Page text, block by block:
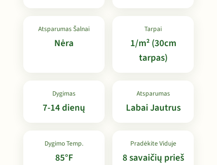
Atsparumas Šalnai
Nėra
Tarpai
1/m² (30cm
tarpas)
Dygimas
7-14 dienų
Atsparumas
Labai Jautrus
Dygimo Temp.
85°F
Pradėkite Viduje
8 savaičių prieš